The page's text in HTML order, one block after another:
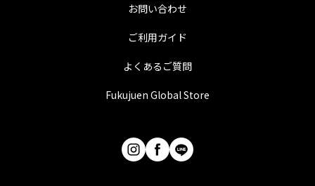
お問い合わせ
ご利用ガイド
よくあるご質問
Fukujuen Global Store